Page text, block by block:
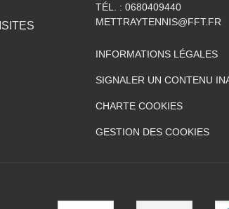
TÉL. : 0680409440
METTRAYTENNIS@FFT.FR
INFORMATIONS LÉGALES
SIGNALER UN CONTENU
CHARTE COOKIES
GESTION DES COOKIES